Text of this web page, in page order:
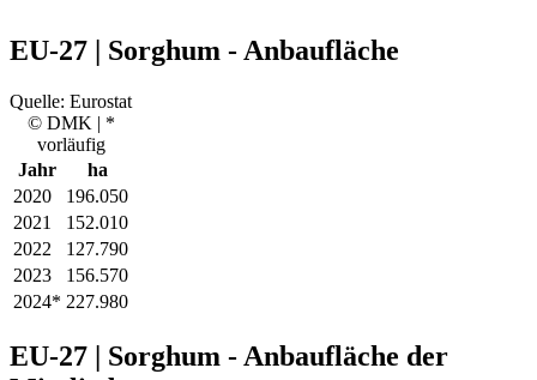
EU-27 | Sorghum - Anbaufläche
Quelle: Eurostat
© DMK | *
vorläufig
Jahr
ha
2020
196.050
2021
152.010
2022
127.790
2023
156.570
2024* 227.980
EU-27 | Sorghum - Anbaufläche der